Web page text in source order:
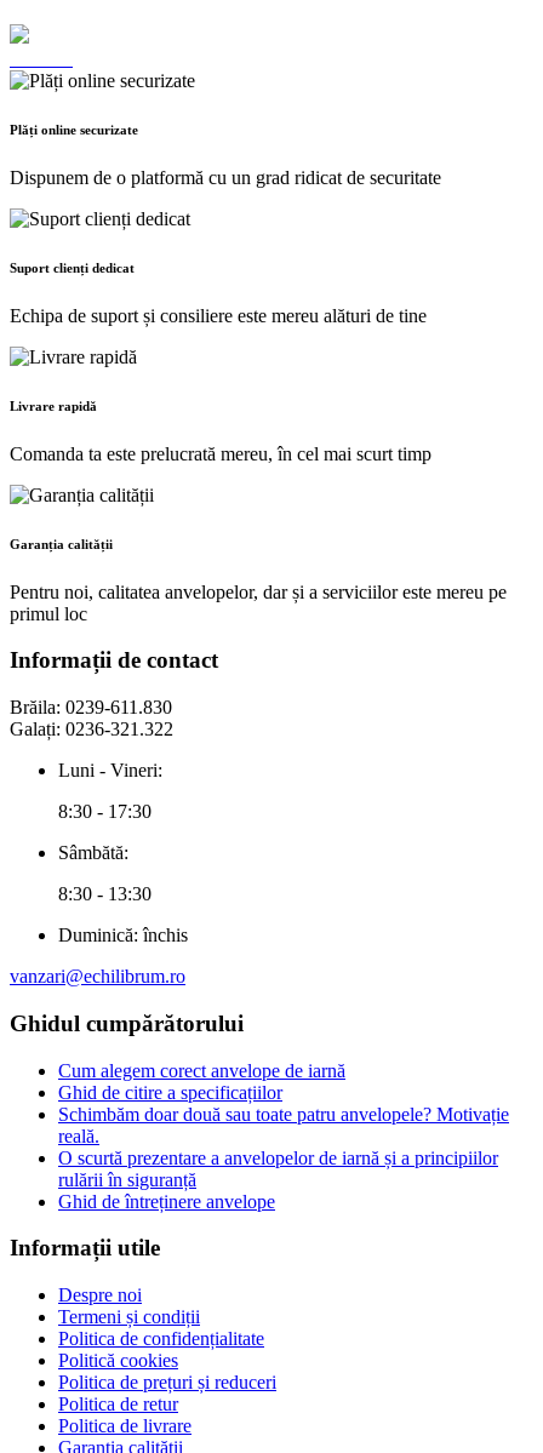
Plăți online securizate
Dispunem de o platformă cu un grad ridicat de securitate
Suport clienți dedicat
Echipa de suport și consiliere este mereu alături de tine
Livrare rapidă
Comanda ta este prelucrată mereu, în cel mai scurt timp
Garanția calității
Pentru noi, calitatea anvelopelor, dar și a serviciilor este mereu pe
primul loc
Informații de contact
Brăila: 0239-611.830
Galați: 0236-321.322
Luni - Vineri:
8:30 - 17:30
Sâmbătă:
8:30 - 13:30
Duminică: închis
vanzari@echilibrum.ro
Ghidul cumpărătorului
Cum alegem corect anvelope de iarnă
Ghid de citire a specificațiilor
Schimbăm doar două sau toate patru anvelopele? Motivație
reală.
O scurtă prezentare a anvelopelor de iarnă și a principiilor
rulării în siguranță
Ghid de întreținere anvelope
Informații utile
Despre noi
Termeni și condiții
Politica de confidențialitate
Politică cookies
Politica de prețuri și reduceri
Politica de retur
Politica de livrare
Garanția calității